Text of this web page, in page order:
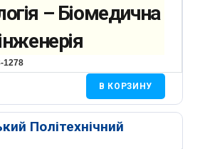
– Біомедична
1278
В КОРЗИНУ
Політехнічний